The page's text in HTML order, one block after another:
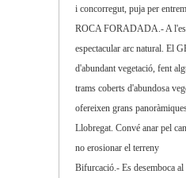
i concorregut, puja per
ROCA FORADADA.- A
espectacular arc natural. El
d'abundant vegetació, fent
trams coberts d'abundosa
ofereixen grans
Llobregat. Convé anar pel
no erosionar el terreny
Bifurcació.- Es desemboca